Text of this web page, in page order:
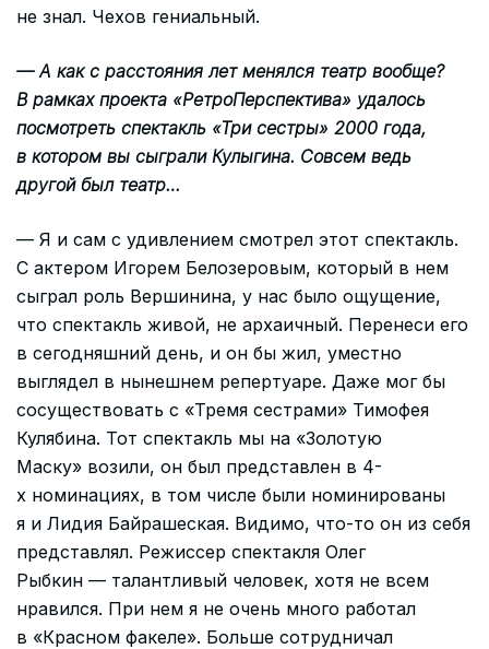
не знал. Чехов гениальный.
— А как с расстояния лет менялся театр вообще?
В рамках проекта «РетроПерспектива» удалось
посмотреть спектакль «Три сестры» 2000 года,
в котором вы сыграли Кулыгина. Совсем ведь
другой был театр…
— Я и сам с удивлением смотрел этот спектакль.
С актером Игорем Белозеровым, который в нем
сыграл роль Вершинина, у нас было ощущение,
что спектакль живой, не архаичный. Перенеси его
в сегодняшний день, и он бы жил, уместно
выглядел в нынешнем репертуаре. Даже мог бы
сосуществовать с «Тремя сестрами» Тимофея
Кулябина. Тот спектакль мы на «Золотую
Маску» возили, он был представлен в 4-
х номинациях, в том числе были номинированы
я и Лидия Байрашеская. Видимо, что-то он из себя
представлял. Режиссер спектакля Олег
Рыбкин — талантливый человек, хотя не всем
нравился. При нем я не очень много работал
в «Красном факеле». Больше сотрудничал